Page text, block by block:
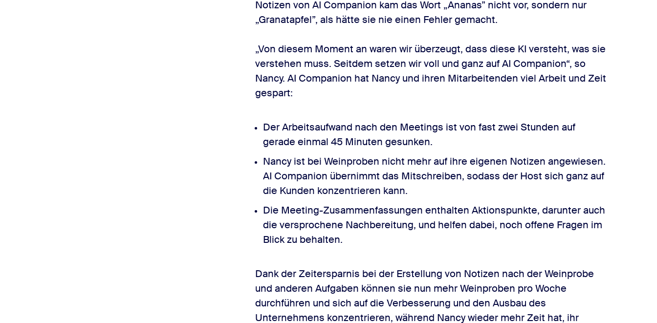
Notizen von AI Companion kam das Wort „Ananas” nicht vor, sondern nur
„Granatapfel”, als hätte sie nie einen Fehler gemacht.
„Von diesem Moment an waren wir überzeugt, dass diese KI versteht, was sie
verstehen muss. Seitdem setzen wir voll und ganz auf AI Companion“, so
Nancy. AI Companion hat Nancy und ihren Mitarbeitenden viel Arbeit und Zeit
gespart:
Der Arbeitsaufwand nach den Meetings ist von fast zwei Stunden auf
gerade einmal 45 Minuten gesunken.
Nancy ist bei Weinproben nicht mehr auf ihre eigenen Notizen angewiesen.
AI Companion übernimmt das Mitschreiben, sodass der Host sich ganz auf
die Kunden konzentrieren kann.
Die Meeting-Zusammenfassungen enthalten Aktionspunkte, darunter auch
die versprochene Nachbereitung, und helfen dabei, noch offene Fragen im
Blick zu behalten.
Dank der Zeitersparnis bei der Erstellung von Notizen nach der Weinprobe
und anderen Aufgaben können sie nun mehr Weinproben pro Woche
durchführen und sich auf die Verbesserung und den Ausbau des
Unternehmens konzentrieren, während Nancy wieder mehr Zeit hat, ihr